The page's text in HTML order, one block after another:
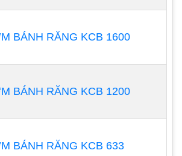
tạo ra sự tăng cường lực bằng
suất cơ học từ động cơ điện
suốt bánh công tác quay.
sẽ đi vào tâm của bánh công tác
cùng với các cánh của nó. Sức
đó nâng cao vận tốc của chất lỏng
BÁNH RĂNG KCB 1600
BÁNH RĂNG KCB 1200
BÁNH RĂNG KCB 633